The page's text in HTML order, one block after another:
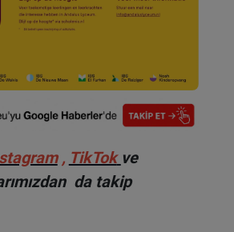
, TikTok ve
da takip